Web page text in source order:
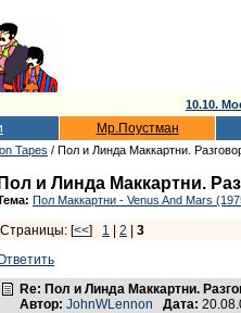
10.10.
Мр.Поустман
Tapes / Пол и Линда Маккартни.
Пол и Линда Маккартни.
Пол Маккартни - Venus And Mars
Страницы: [<<] 1 2
3
Re: Пол и Линда Маккартни.
Автор: JohnWLennon Дата: